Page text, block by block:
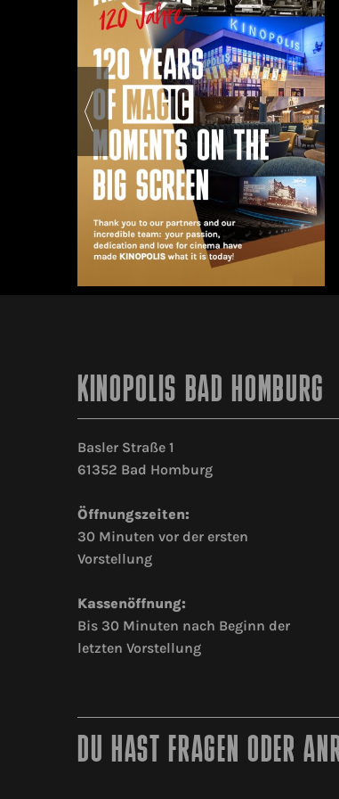
KINOPOLIS BAD HOMBURG
Basler Straße 1
61352 Bad Homburg
Öffnungszeiten:
30 Minuten vor der ersten
Vorstellung
Kassenöffnung:
Bis 30 Minuten nach Beginn der
letzten Vorstellung
DU HAST FRAGEN ODER